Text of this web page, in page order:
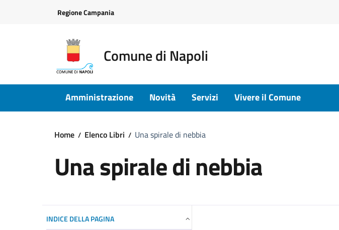
Regione Campania
Comune di Napoli
Amministrazione Novità Servizi Vivere il Comune
Home Elenco Libri Una spirale di nebbia
Una spirale di nebbia
INDICE DELLA PAGINA